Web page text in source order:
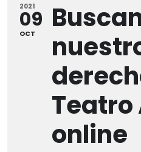
2021
09
OCT
Teatro
online